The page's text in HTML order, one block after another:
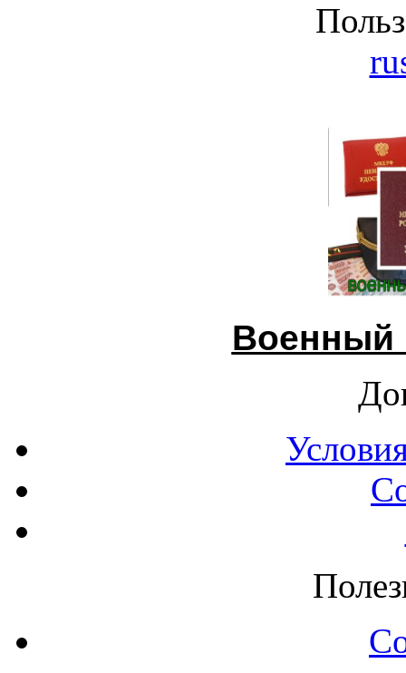
Военный